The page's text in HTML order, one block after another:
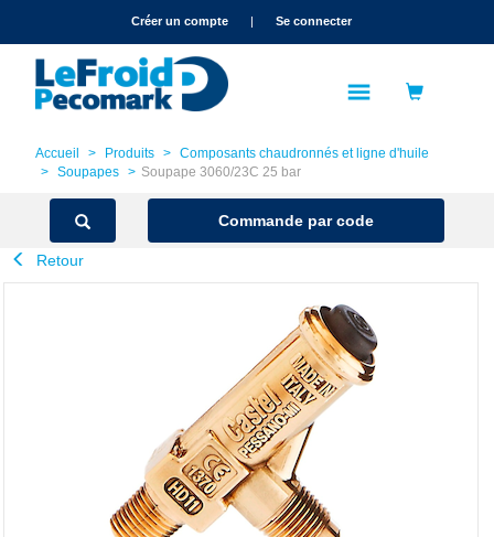
text.skipToNavigationCréer un compte | Se connecter
Accueil Produits
Composants chaudronnés et ligne d'huile
Soupapes
Soupape 3060/23C 25 bar
Commande par code
Retour